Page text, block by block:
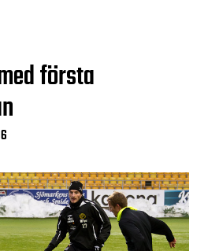
första